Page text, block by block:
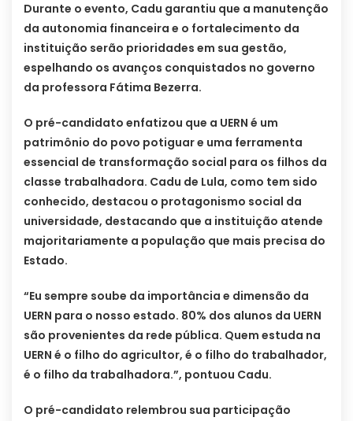
Durante o evento, Cadu garantiu que a manutenção
da autonomia financeira e o fortalecimento da
instituição serão prioridades em sua gestão,
espelhando os avanços conquistados no governo
da professora Fátima Bezerra.
O pré-candidato enfatizou que a UERN é um
patrimônio do povo potiguar e uma ferramenta
essencial de transformação social para os filhos da
classe trabalhadora. Cadu de Lula, como tem sido
conhecido, destacou o protagonismo social da
universidade, destacando que a instituição atende
majoritariamente a população que mais precisa do
Estado.
“Eu sempre soube da importância e dimensão da
UERN para o nosso estado. 80% dos alunos da UERN
são provenientes da rede pública. Quem estuda na
UERN é o filho do agricultor, é o filho do trabalhador,
é o filho da trabalhadora.”, pontuou Cadu.
O pré-candidato relembrou sua participação